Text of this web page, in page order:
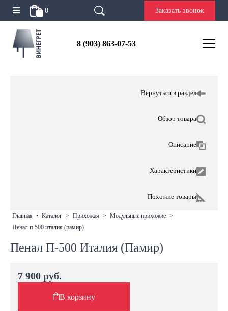
0 Заказать звонок
8 (903) 863-07-53
Вернуться в раздел
Обзор товара
Описание
Характеристики
Похожие товары
главная • каталог > прихожая > модульные прихожие >
пенал п-500 италия (памир)
Пенал П-500 Италия (Памир)
7 900 руб.
В корзину